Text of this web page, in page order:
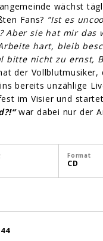
wächst
Fans? ”Ist es
Aber sie hat mir das
hart, bleib
bitte nicht zu ernst,
der Vollblutmusiker,
bereits unzählige
im Visier und
war dabei nur der
Format
CD